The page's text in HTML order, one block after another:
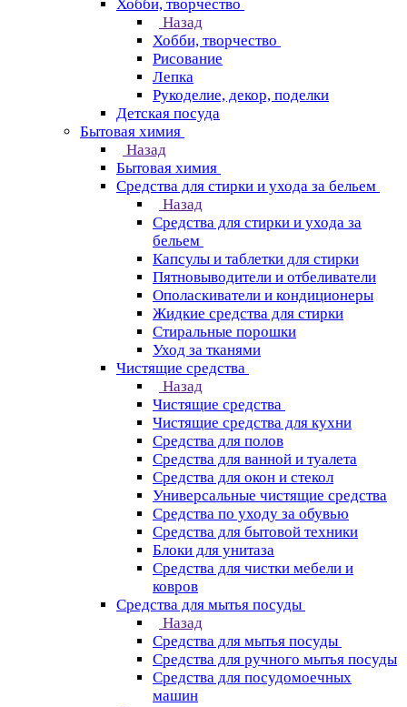
Хобби, творчество
Назад
Хобби, творчество
Рисование
Лепка
Рукоделие, декор, поделки
Детская посуда
Бытовая химия
Назад
Бытовая химия
Средства для стирки и ухода за бельем
Назад
Средства для стирки и ухода за
бельем
Капсулы и таблетки для стирки
Пятновыводители и отбеливатели
Ополаскиватели и кондиционеры
Жидкие средства для стирки
Стиральные порошки
Уход за тканями
Чистящие средства
Назад
Чистящие средства
Чистящие средства для кухни
Средства для полов
Средства для ванной и туалета
Средства для окон и стекол
Универсальные чистящие средства
Средства по уходу за обувью
Средства для бытовой техники
Блоки для унитаза
Средства для чистки мебели и
ковров
Средства для мытья посуды
Назад
Средства для мытья посуды
Средства для ручного мытья посуды
Средства для посудомоечных
машин